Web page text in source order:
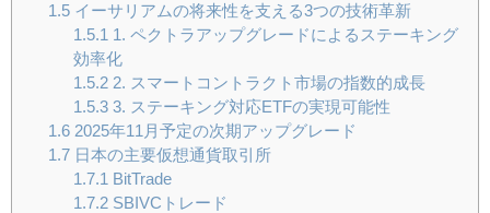
1.5イーサリアムの将来性を支える3つの技術革新
1.5.1 1. ペクトラアップグレードによるステーキング
効率化
1.5.22. スマートコントラクト市場の指数的成長
1.5.33. ステーキング対応ETFの実現可能性
1.62025年11月予定の次期アップグレード
1.7日本の主要仮想通貨取引所
1.7.1
BitTrade
1.7.2SBIVCトレード